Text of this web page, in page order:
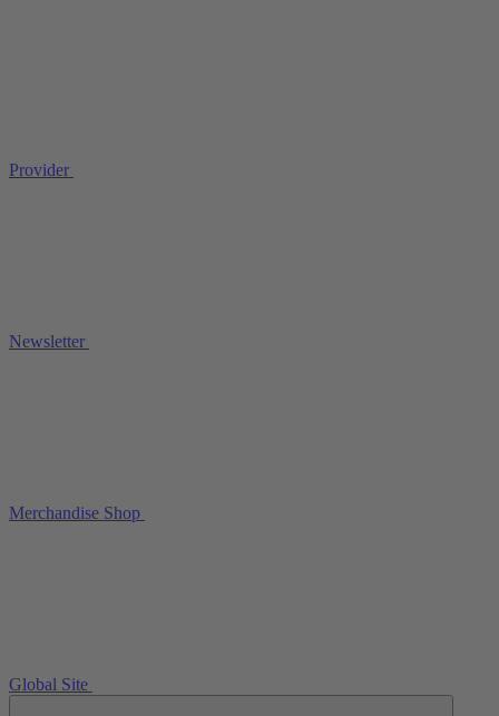
Provider
Newsletter
Merchandise Shop
Global Site